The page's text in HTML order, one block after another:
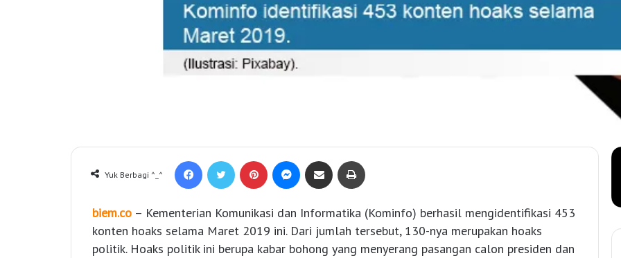
Yuk Berbagi ^_^
biem.co – Kementerian Komunikasi dan Informatika (Kominfo) berhasil mengidentifikasi 453
konten hoaks selama Maret 2019 ini. Dari jumlah tersebut, 130-nya merupakan hoaks
politik. Hoaks politik ini berupa kabar bohong yang menyerang pasangan calon presiden dan